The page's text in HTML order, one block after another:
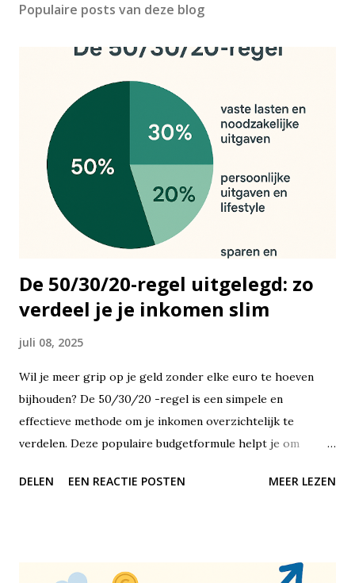
Populaire posts van deze blog
De 50/30/20-regel uitgelegd: zo
verdeel je je inkomen slim
juli 08, 2025
Wil je meer grip op je geld zonder elke euro te hoeven
bijhouden? De 50/30/20 -regel is een simpele en
effectieve methode om je inkomen overzichtelijk te
verdelen. Deze populaire budgetformule helpt je om
te ontzeggen of met ingewikkelde spreadsheets hoeft te
in drie duidelijke categorieën: 50% gaat naar vaste lasten
DELEN EEN REACTIE POSTEN MEER LEZEN